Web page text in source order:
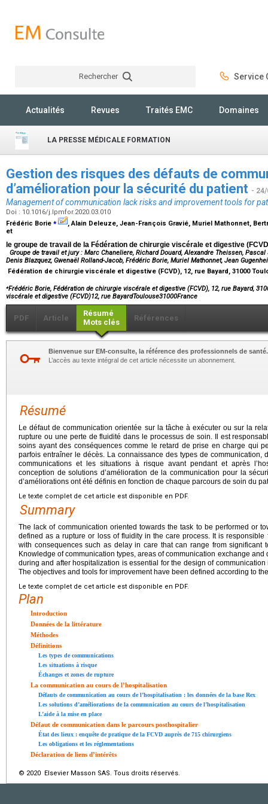
Rechercher Service
Actualités Revues Traités EMC Domaines
LA PRESSE MÉDICALE FORMATION
Gestion des risques des défauts de
d’amélioration pour la sécurité du patient -
Management of communication lack risks and improvement tools for
Doi : 10.1016/j.lpmfor.2020.03.010
Frédéric Borie ⁎
, Alain Deleuze, Jean-François Gravié, Muriel Mathonnet,
et
le groupe de travail de la Fédération de chirurgie viscérale et digestive
Groupe de travail et jury : Marc Chaneliere, Richard Douard, Alexandre Theissen,
Denis Blazquez, Gwenaël Rolland-Jacob, Frédéric Borie, Muriel Mathonnet, Jean
Fédération de chirurgie viscérale et digestive (FCVD), 12, rue Bayard, 31000
⁎Frédéric Borie, Fédération de chirurgie viscérale et digestive (FCVD), 12, rue Bayard,
viscérale et digestive (FCVD)12, rue BayardToulouse31000France
PDF Article
Résumé
Mots clés
Références
Bienvenue sur EM-consulte, la référence des professionnels de santé.
L’accès au texte intégral de cet article nécessite un abonnement.
Résumé
Le défaut de communication orientée sur la tâche à exécuter ou sur la
rupture ou une perte de fluidité dans le processus de soin. Il est
soins ayant des conséquences comme le retard de prise en charge qui
parfois entraîner le décès. La connaissance des types de communication,
communications et les situations à risque avant pendant et après
conception de solutions d’amélioration de la communication pour la
d’améliorations ont été définis en fonction de chaque parcours de soin du
Le texte complet de cet article est disponible en PDF.
Summary
The lack of communication oriented towards the task to be performed or
defined as a rupture or loss of fluidity in the care process. It is
with consequences such as delay in care that can range from significant
Knowledge of communication types, areas of communication exchange
during and after hospitalization is essential for the design of
The objectives and tools for improvement have been defined according to
Le texte complet de cet article est disponible en PDF.
Plan
Introduction
Données de la littérature
Méthodes
Définitions
Les types de communications
Les situations à risque
Échanges et zones de rupture
La communication au cours de l’hospitalisation
Défauts de communication au cours de l’hospitalisation : les données de la base Rex
Les solutions d’améliorations de la communication au cours de l’hospitalisation
L’aide à la mise en place
Défaut de communication dans le parcours posthospitalier
État des lieux : enquête de pratique de la FCVD auprès de 715 chirurgiens
Les obligations et les réglementations
Déclaration de liens d’intérêts
© 2020 Elsevier Masson SAS. Tous droits réservés.